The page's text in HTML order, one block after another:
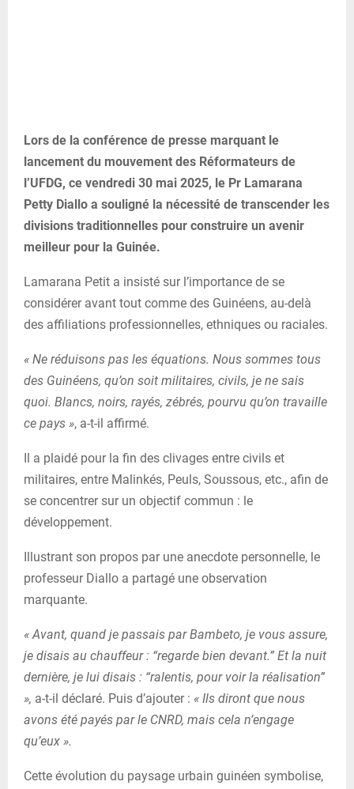
Lors de la conférence de presse marquant le
lancement du mouvement des Réformateurs de
l’UFDG, ce vendredi 30 mai 2025, le Pr Lamarana
Petty Diallo a souligné la nécessité de transcender les
divisions traditionnelles pour construire un avenir
meilleur pour la Guinée.
Lamarana Petit a insisté sur l’importance de se
considérer avant tout comme des Guinéens, au-delà
des affiliations professionnelles, ethniques ou raciales.
« Ne réduisons pas les équations. Nous sommes tous
des Guinéens, qu’on soit militaires, civils, je ne sais
quoi. Blancs, noirs, rayés, zébrés, pourvu qu’on travaille
ce pays », a-t-il affirmé.
Il a plaidé pour la fin des clivages entre civils et
militaires, entre Malinkés, Peuls, Soussous, etc., afin de
se concentrer sur un objectif commun : le
développement.
Illustrant son propos par une anecdote personnelle, le
professeur Diallo a partagé une observation
marquante.
« Avant, quand je passais par Bambeto, je vous assure,
je disais au chauffeur : “regarde bien devant.” Et la nuit
dernière, je lui disais : “ralentis, pour voir la réalisation”
», a-t-il déclaré. Puis d’ajouter : « Ils diront que nous
avons été payés par le CNRD, mais cela n’engage
qu’eux ».
Cette évolution du paysage urbain guinéen symbolise,